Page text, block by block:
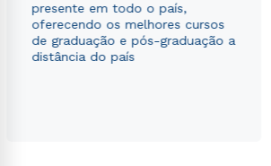
presente em todo o país,
oferecendo os melhores cursos
de graduação e pós-graduação a
distância do país
Estou de acordo com a Política de
autorizo que meus dados sejam
envio de conteúdos da Cruzeiro do Sul.